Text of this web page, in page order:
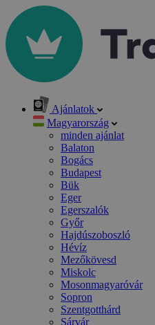
Ajánlatok
Magyarország
minden ajánlat
Balaton
Bogács
Budapest
Bük
Eger
Egerszalók
Győr
Hajdúszoboszló
Hévíz
Mezőkövesd
Miskolc
Mosonmagyaróvár
Sopron
Szentgotthárd
Sárvár